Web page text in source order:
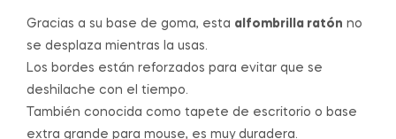
Gracias a su base de goma, esta alfombrilla ratón no
se desplaza mientras la usas.
Los bordes están reforzados para evitar que se
deshilache con el tiempo.
También conocida como tapete de escritorio o base
extra grande para mouse, es muy duradera.